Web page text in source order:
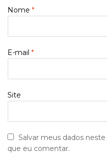
Nome *
E-mail *
Site
Salvar meus dados
que eu comentar.